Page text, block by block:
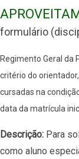
formulário
Regimento Geral da
critério do
cursadas na
data da matrícula
Descrição: Para
como aluno